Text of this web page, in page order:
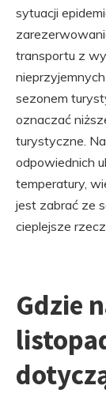
sytuacji
transportu z
sezonem
oznaczać
turystyczne.
odpowiednich
temperatury,
jest zabrać ze
cieplejsze
Gdzie